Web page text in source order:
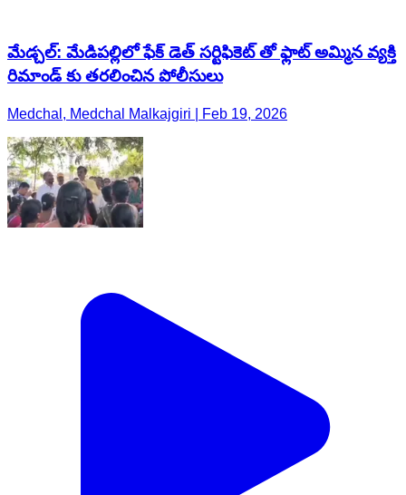
మేడ్చల్: మేడిపల్లిలో ఫేక్ డెత్ సర్టిఫికెట్ తో ఫ్లాట్ అమ్మిన వ్యక్తి
రిమాండ్ కు తరలించిన పోలీసులు
Medchal, Medchal Malkajgiri | Feb 19, 2026